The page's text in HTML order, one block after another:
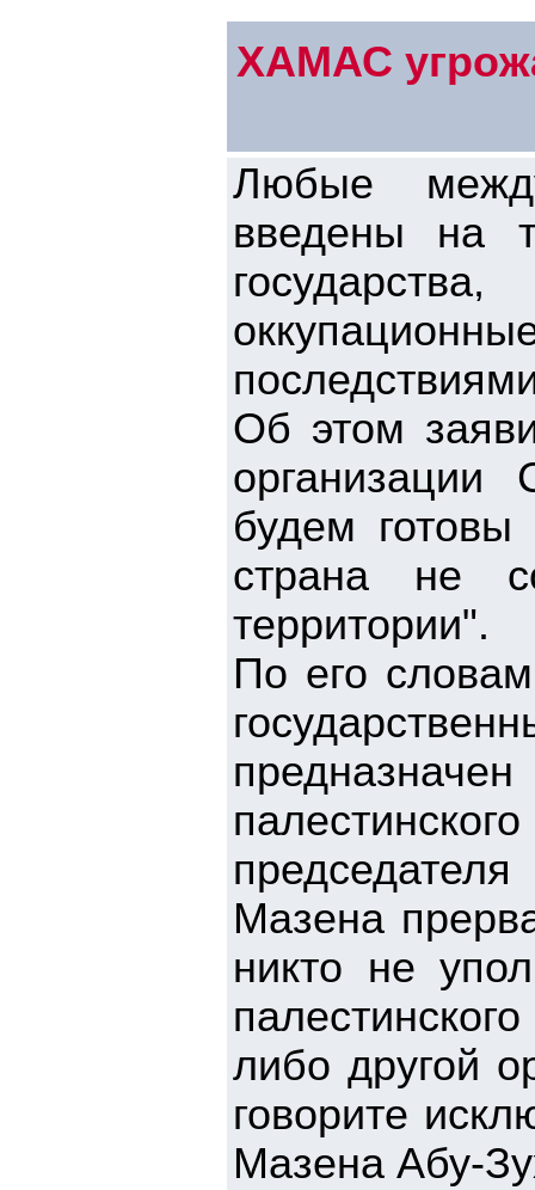
ХАМАС
Любые
введены на
Об этом
будем
страна не
территории".
По его
Мазена
никто не
либо другой
говорите
Мазена Абу-